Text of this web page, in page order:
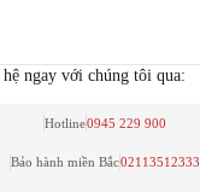
ngay với chúng tôi qua:
Hotline0945 229 900
Bảo hành miền Bắc02113512333